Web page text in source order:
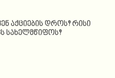
აქციების დროს? რისი
სახელმწიფოს?